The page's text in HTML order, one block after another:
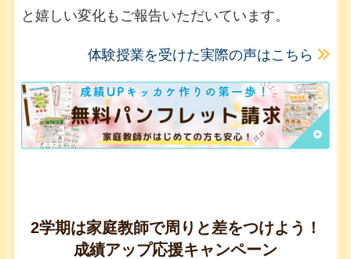
と嬉しい変化もご報告いただいています。
体験授業を受けた実際の声はこちら
2学期は家庭教師で周りと差をつけよう！
成績アップ応援キャンペーン